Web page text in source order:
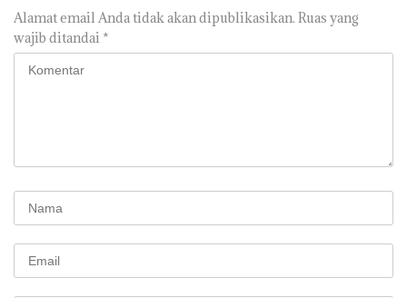
Alamat email Anda tidak akan dipublikasikan. Ruas yang
wajib ditandai *